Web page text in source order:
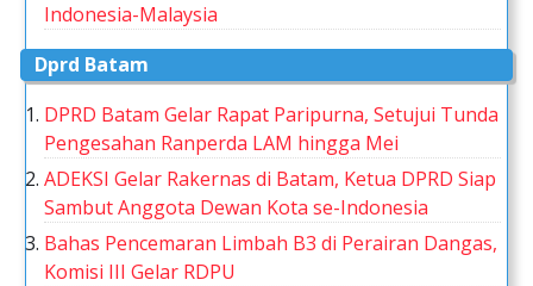
Indonesia-Malaysia
Dprd Batam
DPRD Batam Gelar Rapat Paripurna, Setujui Tunda
Pengesahan Ranperda LAM hingga Mei
ADEKSI Gelar Rakernas di Batam, Ketua DPRD Siap
Sambut Anggota Dewan Kota se-Indonesia
Bahas Pencemaran Limbah B3 di Perairan Dangas,
Komisi III Gelar RDPU